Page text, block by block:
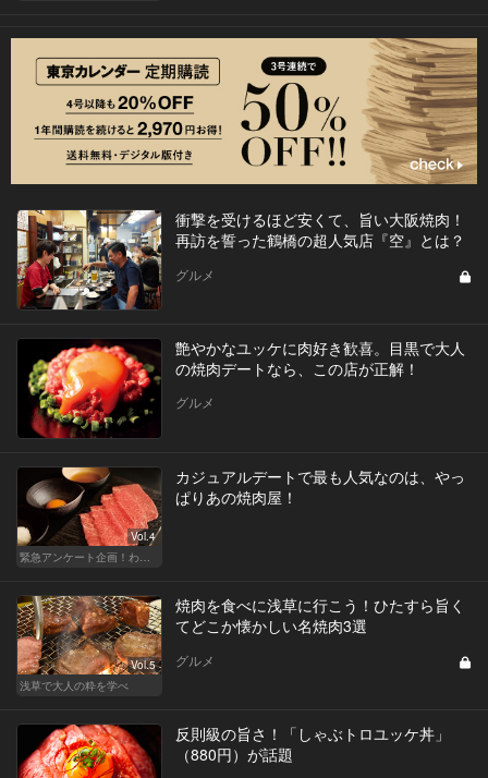
衝撃を受けるほど安くて、旨い大阪焼肉！
再訪を誓った鶴橋の超人気店『空』とは？
グルメ
艶やかなユッケに肉好き歓喜。目黒で大人
の焼肉デートなら、この店が正解！
グルメ
Vol.4
緊急アンケート企画！わたしと＂あの＂レストラン
カジュアルデートで最も人気なのは、やっ
ぱりあの焼肉屋！
Vol.5
浅草で大人の粋を学べ
焼肉を食べに浅草に行こう！ひたすら旨く
てどこか懐かしい名焼肉3選
グルメ
反則級の旨さ！「しゃぶトロユッケ丼」
（880円）が話題